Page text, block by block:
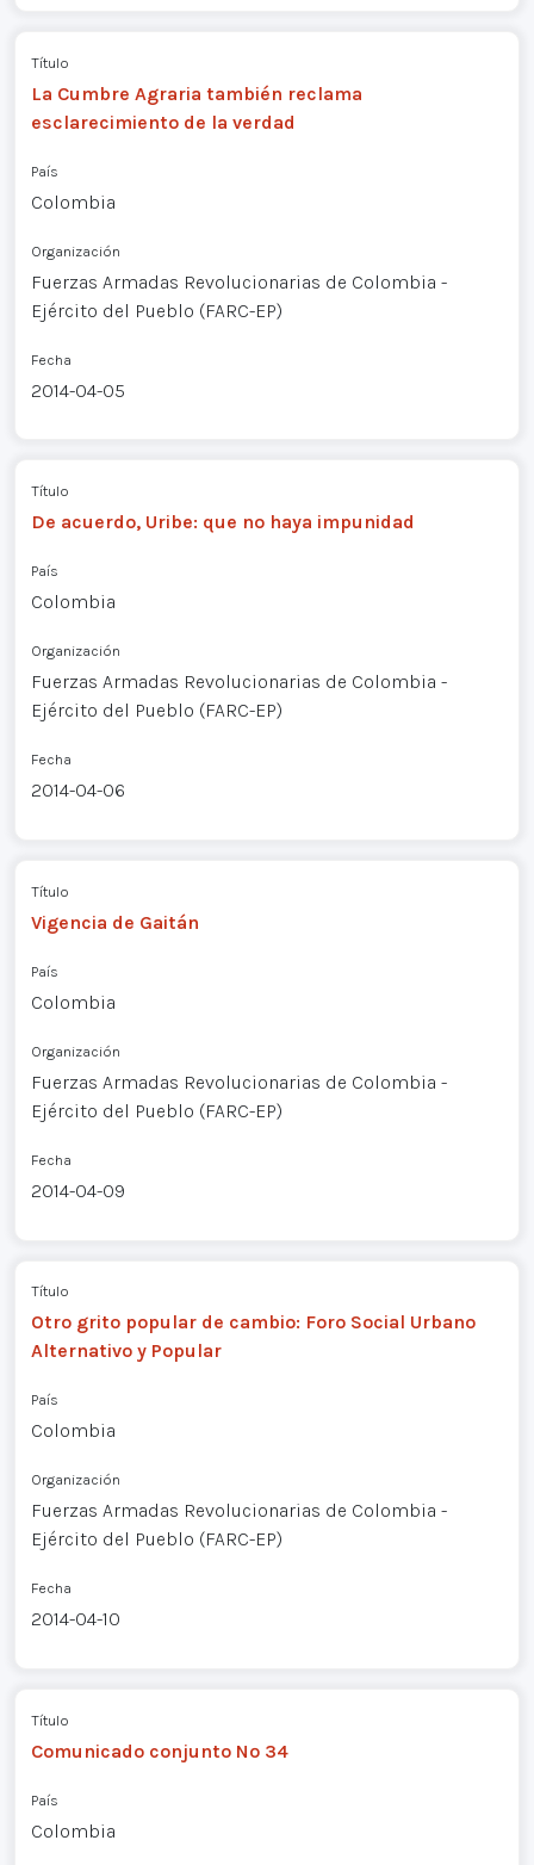
Título
La Cumbre Agraria también reclama
esclarecimiento de la verdad
País
Colombia
Organización
Fuerzas Armadas Revolucionarias de Colombia -
Ejército del Pueblo (FARC-EP)
Fecha
2014-04-05
Título
De acuerdo, Uribe: que no haya impunidad
País
Colombia
Organización
Fuerzas Armadas Revolucionarias de Colombia -
Ejército del Pueblo (FARC-EP)
Fecha
2014-04-06
Título
Vigencia de Gaitán
País
Colombia
Organización
Fuerzas Armadas Revolucionarias de Colombia -
Ejército del Pueblo (FARC-EP)
Fecha
2014-04-09
Título
Otro grito popular de cambio: Foro Social Urbano
Alternativo y Popular
País
Colombia
Organización
Fuerzas Armadas Revolucionarias de Colombia -
Ejército del Pueblo (FARC-EP)
Fecha
2014-04-10
Título
Comunicado conjunto Nº 34
País
Colombia